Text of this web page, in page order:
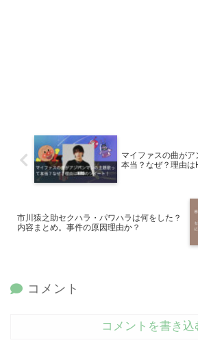
マイファスの曲が
本当？なぜ？理由は
市川猿之助セクハラ・パワハラは何をした？
内容まとめ。事件の原因理由か？
コメント
コメントを書き込